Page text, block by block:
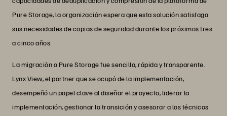
Pure Storage, la organización espera que esta solución satisfaga
sus necesidades de copias de seguridad durante los próximos tres
a cinco años.
La migración a Pure Storage fue sencilla, rápida y transparente.
Lynx View, el partner que se ocupó de la implementación,
desempeñó un papel clave al diseñar el proyecto, liderar la
implementación, gestionar la transición y asesorar a los técnicos